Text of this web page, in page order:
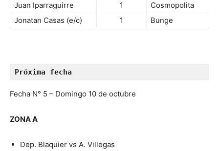
Juan Iparraguirre
1
Cosmopolita
Jonatan Casas (e/c)
1 Bunge
Próxima fecha
Fecha N° 5 – Domingo 10 de octubre
ZONA A
Dep. Blaquier vs A. Villegas